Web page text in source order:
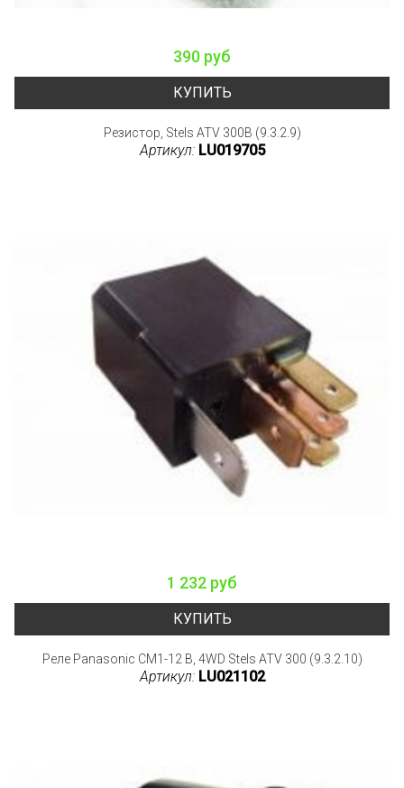
390 руб
КУПИТЬ
Резистор, Stels ATV 300B (9.3.2.9)
Артикул: LU019705
1 232 руб
КУПИТЬ
Реле Panasonic CM1-12 В, 4WD Stels ATV 300 (9.3.2.10)
Артикул: LU021102